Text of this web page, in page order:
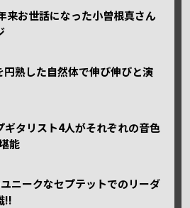
お世話になった小曽根真さん
熟した自然体で伸び伸びと演
ギタリスト4人がそれぞれの音色
能
ニークなセプテットでのリーダ
!!